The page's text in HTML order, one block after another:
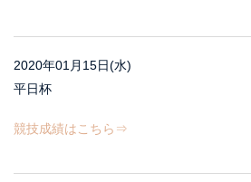
2020年01月15日(水)
平日杯
競技成績はこちら⇒